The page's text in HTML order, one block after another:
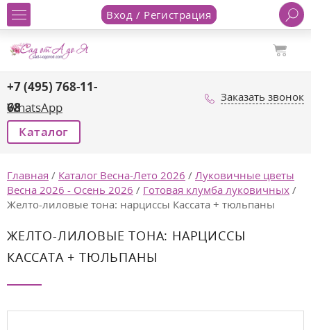
Вход / Регистрация
+7 (495) 768-11-
68
WhatsApp
Заказать звонок
Каталог
Главная / Каталог Весна-Лето 2026 / Луковичные цветы
Весна 2026 - Осень 2026 / Готовая клумба луковичных /
Желто-лиловые тона: нарциссы Кассата + тюльпаны
ЖЕЛТО-ЛИЛОВЫЕ ТОНА: НАРЦИССЫ
КАССАТА + ТЮЛЬПАНЫ